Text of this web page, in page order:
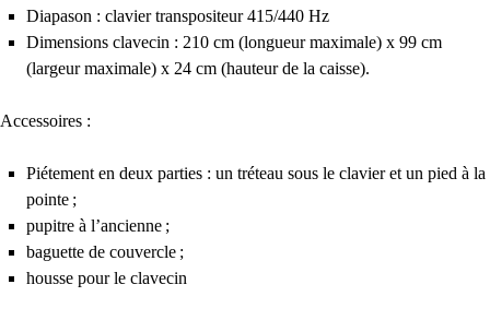
Diapason : clavier transpositeur 415/440 Hz
Dimensions clavecin : 210 cm (longueur maximale) x 99 cm
(largeur maximale) x 24 cm (hauteur de la caisse).
Accessoires :
Piétement en deux parties : un tréteau sous le clavier et un pied à la
pointe ;
pupitre à l’ancienne ;
baguette de couvercle ;
housse pour le clavecin